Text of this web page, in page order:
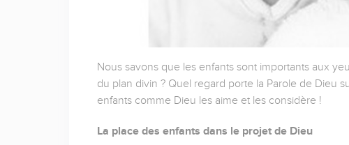
Nous savons que les enfants sont importants aux
du plan divin ? Quel regard porte la Parole de Dieu
enfants comme Dieu les aime et les considère !
La place des enfants dans le projet de Dieu